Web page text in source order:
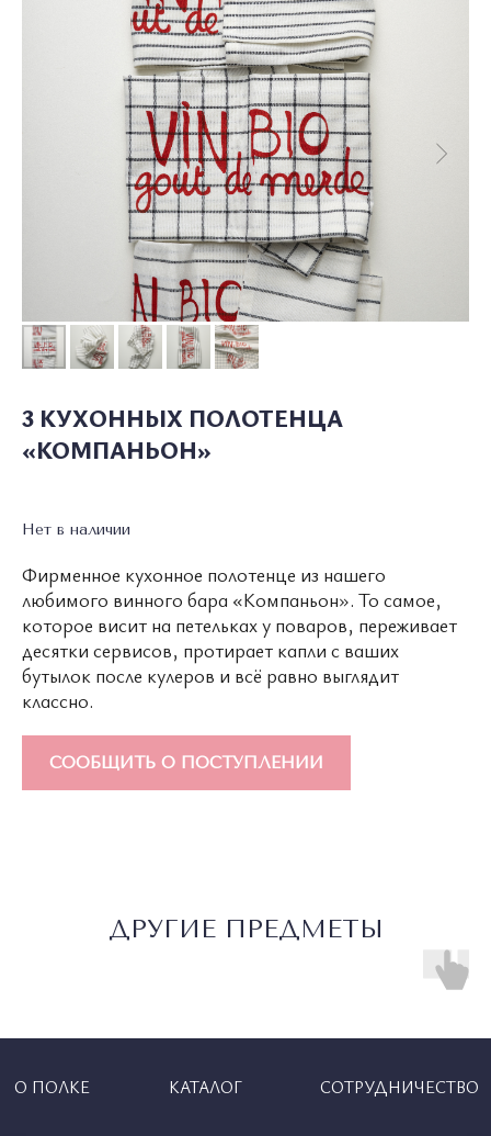
3 КУХОННЫХ ПОЛОТЕНЦА
«КОМПАНЬОН»
Нет в наличии
Фирменное кухонное полотенце из нашего
любимого винного бара «Компаньон». То самое,
которое висит на петельках у поваров, переживает
десятки сервисов, протирает капли с ваших
бутылок после кулеров и всё равно выглядит
классно.
СООБЩИТЬ О ПОСТУПЛЕНИИ
ДРУГИЕ ПРЕДМЕТЫ
УСЛОВИЯ ИСПОЛЬЗОВАНИЯ
WONDERLAND